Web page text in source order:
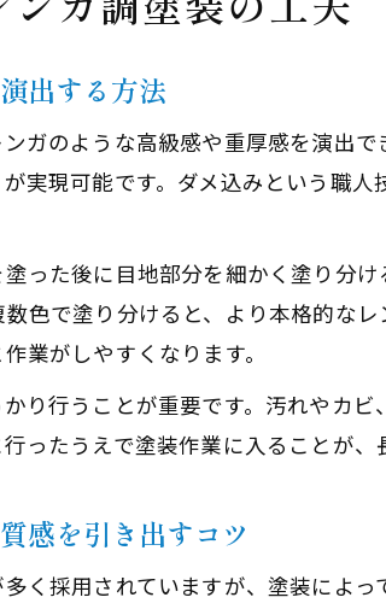
レンガ調塗装の保護におすす
塗装後のメンテナンスで美
外壁塗装でレンガ調サイデ
おしゃれなレンガ風へDIY塗装実
塗装でレンガ風外壁をDIYで
レンガ調塗装のDIYで失敗し
スプレー塗装でレンガ調外
DIY塗装でサイディングをレ
塗装職人の技が光るダメ込みとは
塗装職人が解説するレンガ
出する方法
ガのような高級感や重厚感を演出
実現可能です。ダメ込みという職
った後に目地部分を細かく塗り分
色で塗り分けると、より本格的な
業がしやすくなります。
り行うことが重要です。汚れやカ
ったうえで塗装作業に入ることが、
感を引き出すコツ
く採用されていますが、塗装によ